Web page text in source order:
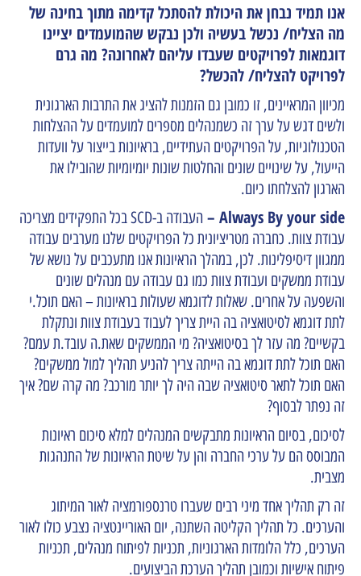
אנו תמיד נבחן את היכולת להסתכל קדימה מתוך בחינה של
מה הצליח/ נכשל בעשיה ולכן נבקש שהמועמדים יציינו
דוגמאות לפרויקטים שעבדו עליהם לאחרונה? מה גרם
לפרויקט להצליח/ להכשל?
מכיוון המראיינים, זו כמובן גם הזמנות להציג את התרבות הארגונית
ולשים דגש על ערך זה כשמנהלים מספרים למועמדים על ההצלחות
הטכנולוגיות, על הפרויקטים העתידיים, בראיונות בייצור על וועדות
הייעול, על שינויים שונים והחלטות שונות יומיומיות שהובילו את
הארגון להצלחתו כיום.
Always By your side –
העבודה ב-SCD בכל התפקידים מצריכה
עבודת צוות. כחברה מטריציונית כל הפרויקטים שלנו מערבים עבודה
ממגוון דיסיפלינות. לכן, במהלך הראיונות אנו מתעכבים על נושא של
עבודת ממשקים ועבודת צוות כמו גם עבודה עם מנהלים שונים
והשפעה על אחרים. שאלות לדוגמא שעולות בראיונות – האם תוכל.י
לתת דוגמא לסיטואציה בה היית צריך לעבוד בעבודת צוות ונתקלת
בקשיים? מה עזר לך בסיטואציה? מי הממשקים שאת.ה עובד.ת עמם?
האם תוכל לתת דוגמא בה הייתה צריך להניע תהליך למול ממשקים?
האם תוכל לתאר סיטואציה שבה היה לך יותר מורכב? מה קרה שם? איך
זה נפתר לבסוף?
לסיכום, בסיום הראיונות מתבקשים המנהלים למלא סיכום ראיונות
המבוסס הם על ערכי החברה והן על שיטת הראיונות של התנהגות
מצבית.
זה רק תהליך אחד מיני רבים שעברו טרנספורמציה לאור המיתוג
והערכים. כל תהליך הקליטה השתנה, יום האוריינטציה נצבע כולו לאור
הערכים, כלל הלומדות הארגוניות, תכניות לפיתוח מנהלים, תכניות
פיתוח אישיות וכמובן תהליך הערכת הביצועים.